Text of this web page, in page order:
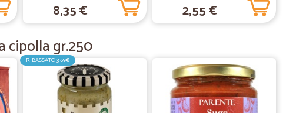
gentilezza.intutto
tutto....e competenza...in ogni forma
30/09/2020
enrique B.
ad un prezzo accessibile.
verdure e frutte molto fresche, anche la carne. Tutto
inclusi i costi di consegna. Se sei studente come me e
8,35 € 2,55 €
cipolla gr.250
RIBASSATO3,69€